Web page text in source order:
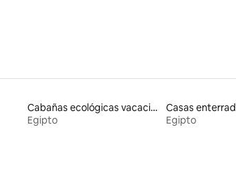
Cabañas ecológicas vacacionales
Egipto
Egipto